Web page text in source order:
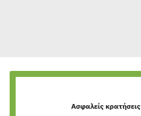
Ασφαλείς κρατήσεις